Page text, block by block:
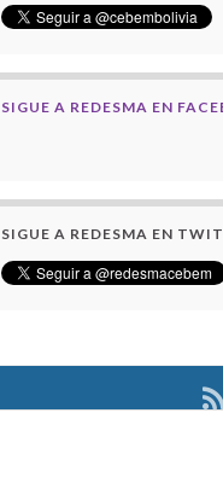
SIGUE A REDESMA EN
SIGUE A REDESMA EN